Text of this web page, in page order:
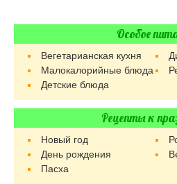
Особое
Вегетарианская кухня
Малокалорийные блюда
Детские блюда
Рецепты к
Новый год
День рождения
Пасха